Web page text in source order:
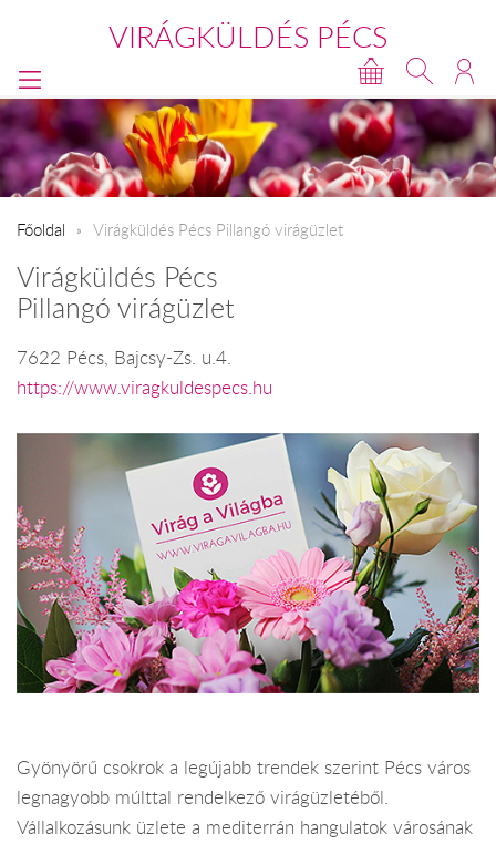
VIRÁGKÜLDÉS PÉCS
Főoldal Virágküldés Pécs Pillangó virágüzlet
Virágküldés Pécs
Pillangó virágüzlet
7622 Pécs, Bajcsy-Zs. u.4.
https://www.viragkuldespecs.hu
Gyönyörű csokrok a legújabb trendek szerint Pécs város
legnagyobb múlttal rendelkező virágüzletéből.
Vállalkozásunk üzlete a mediterrán hangulatok városának